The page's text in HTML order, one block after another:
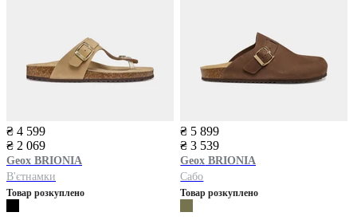
₴ 4 599
₴ 2 069
Geox BRIONIA
В'єтнамки
Товар розкуплено
₴ 5 899
₴ 3 539
Geox BRIONIA
Сабо
Товар розкуплено